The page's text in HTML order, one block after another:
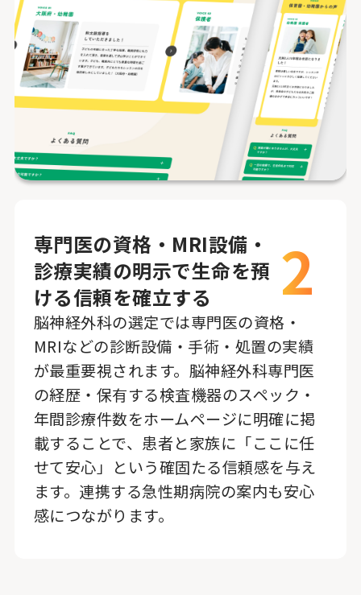
専門医の資格・MRI設備・
診療実績の明示で生命を預
ける信頼を確立する
2
脳神経外科の選定では専門医の資格・
MRIなどの診断設備・手術・処置の実績
が最重要視されます。脳神経外科専門医
の経歴・保有する検査機器のスペック・
年間診療件数をホームページに明確に掲
載することで、患者と家族に「ここに任
せて安心」という確固たる信頼感を与え
ます。連携する急性期病院の案内も安心
感につながります。